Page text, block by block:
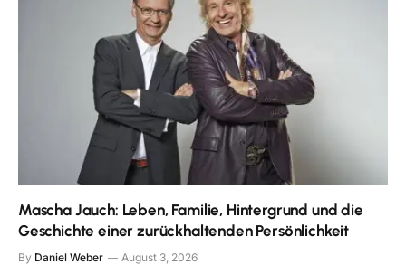
Mascha Jauch: Leben, Familie, Hintergrund und die
Geschichte einer zurückhaltenden Persönlichkeit
By Daniel Weber August 3, 2026